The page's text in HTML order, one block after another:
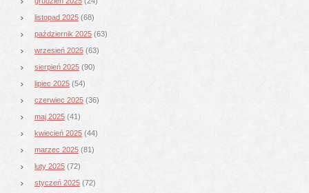
listopad 2025 (68)
październik 2025 (63)
wrzesień 2025 (63)
sierpień 2025 (90)
lipiec 2025 (54)
czerwiec 2025 (36)
maj 2025 (41)
kwiecień 2025 (44)
marzec 2025 (81)
luty 2025 (72)
styczeń 2025 (72)